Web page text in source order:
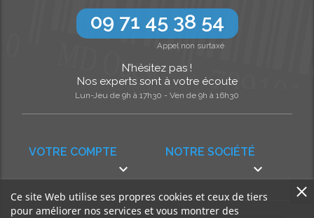
NOTRE SOCIÉTÉ

VOTRE COMPTE

09 71 45 38 54
Appel non surtaxé
N’hésitez pas !
Nos experts sont à votre écoute
Lun-Jeu de 9h à 17h30 - Ven de 9h à 16h30
Ce site Web utilise ses propres cookies et ceux de tiers
pour améliorer nos services et vous montrer des